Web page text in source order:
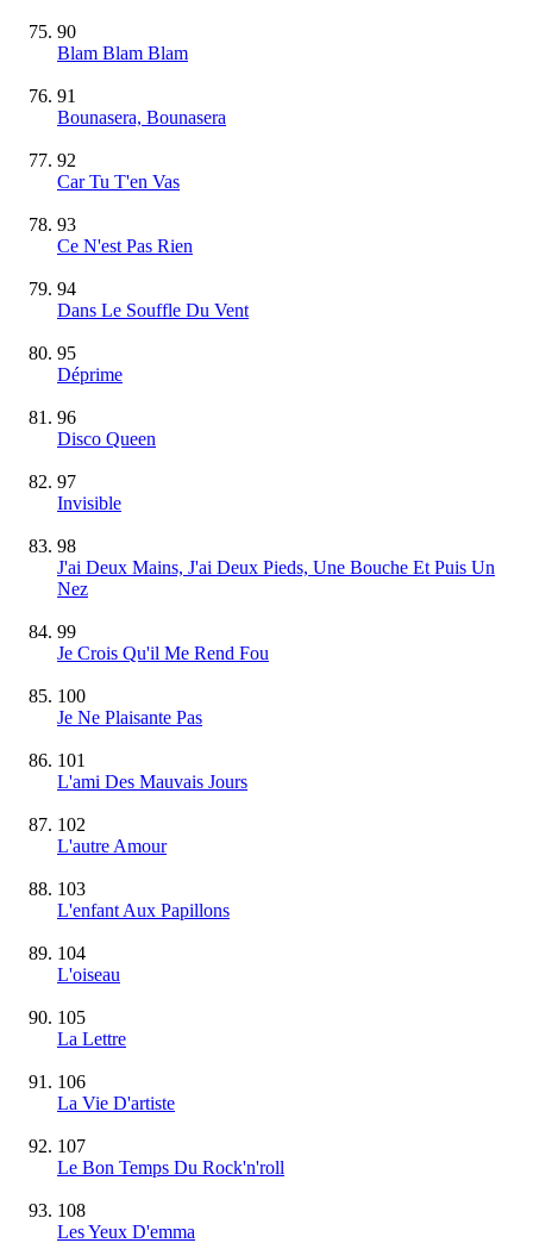
90
Blam Blam Blam
91
Bounasera, Bounasera
92
Car Tu T'en Vas
93
Ce N'est Pas Rien
94
Dans Le Souffle Du Vent
95
Déprime
96
Disco Queen
97
Invisible
98
J'ai Deux Mains, J'ai Deux Pieds, Une Bouche Et Puis Un
Nez
99
Je Crois Qu'il Me Rend Fou
100
Je Ne Plaisante Pas
101
L'ami Des Mauvais Jours
102
L'autre Amour
103
L'enfant Aux Papillons
104
L'oiseau
105
La Lettre
106
La Vie D'artiste
107
Le Bon Temps Du Rock'n'roll
108
Les Yeux D'emma